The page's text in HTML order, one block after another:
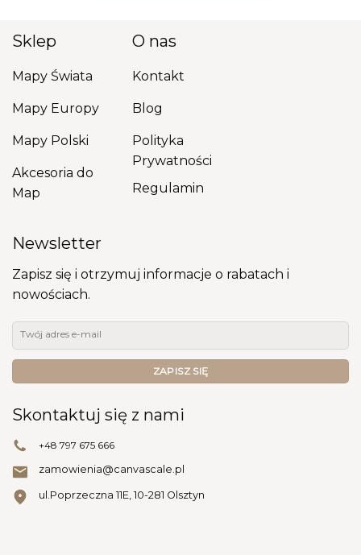
Sklep
Mapy Świata
Mapy Europy
Mapy Polski
Akcesoria do
Map
O nas
Kontakt
Blog
Polityka
Prywatności
Regulamin
Newsletter
Zapisz się i otrzymuj informacje o rabatach i
nowościach.
Skontaktuj się z nami
+48 797 675 666
zamowienia@canvascale.pl
ul.Poprzeczna 11E, 10-281 Olsztyn